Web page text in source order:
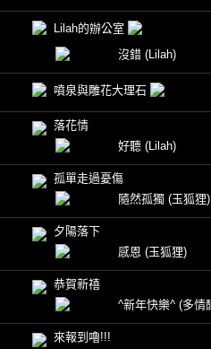
Lilah的辦公室
沒錯 (Lilah)
噴泉與雕花大理石
落花情
好聽 (Lilah)
孤單走過憂傷
隨然孤獨 (玉狐狸)
夕陽落下
感恩 (玉狐狸)
恭賀新禧
^新年快樂^ (多情
來報到嚕!!!